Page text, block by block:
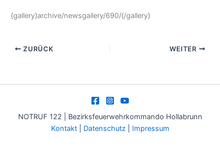
{gallery}archive/newsgallery/690/{/gallery}
ZURÜCK WEITER
NOTRUF 122 | Bezirksfeuerwehrkommando Hollabrunn
Kontakt| Datenschutz Impressum